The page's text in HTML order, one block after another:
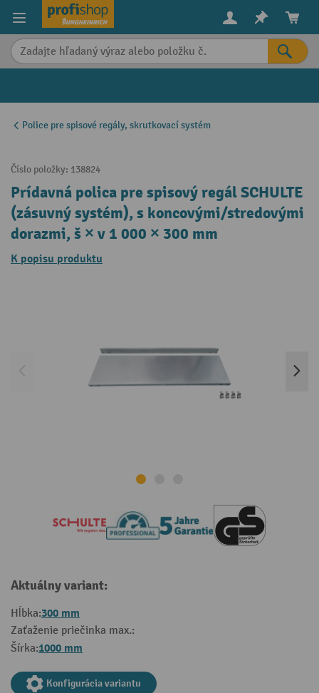
content
Police pre spisové regály, skrutkovací systém
Číslo položky: 138824
Prídavná polica pre spisový regál SCHULTE
(zásuvný systém), s koncovými/stredovými
dorazmi, š × v 1 000 × 300 mm
K popisu produktu
Aktuálny variant:
Hĺbka:300 mm
Zaťaženie priečinka max.:
Šírka:1000 mm
Konfigurácia variantu